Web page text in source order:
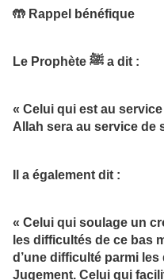
🤲 Rappel bénéfique
Le Prophète ﷺ a dit :
« Celui qui est au
Allah sera au service de
Il a également dit :
« Celui qui soulage un
les difficultés de ce bas
d’une difficulté parmi
Jugement. Celui qui